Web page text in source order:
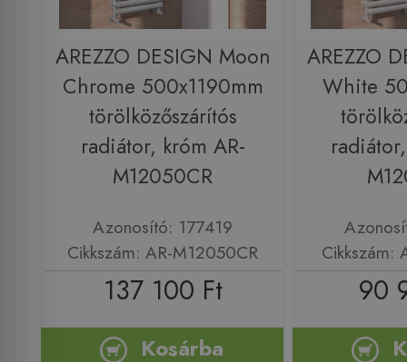
AREZZO DESIGN Moon
Chrome 500x1190mm
törölközőszárítós
radiátor, króm AR-
M12050CR
Azonosító: 177419
Cikkszám: AR-M12050CR
137 100 Ft
Kosárba
AREZZO
White
Cikkszám:
90